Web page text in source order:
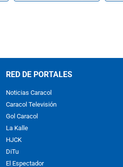
RED DE PORTALES
Noticias Caracol
Caracol Televisión
Gol Caracol
La Kalle
HJCK
DiTu
El Espectador